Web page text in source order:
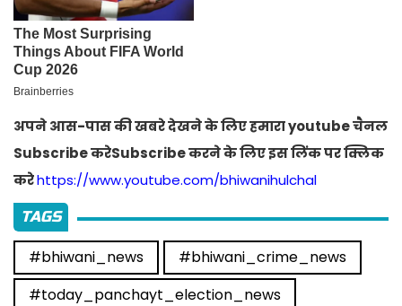
अपने आस-पास की खबरे देखने के लिए हमारा youtube चैनल
Subscribe करेSubscribe करने के लिए इस लिंक पर क्लिक
करेhttps://www.youtube.com/bhiwanihulchal
TAGS
#bhiwani_news
#bhiwani_crime_news
#today_panchayt_election_news